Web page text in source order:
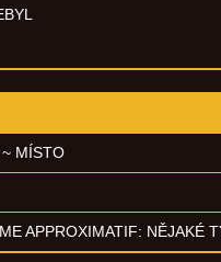
MÍSTO
APPROXIMATIF: NĚJAKÉ